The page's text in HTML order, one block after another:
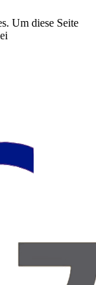
Um diese Seite